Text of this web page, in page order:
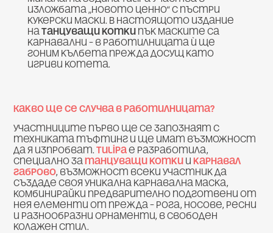
изложбата „Новото ценно“ с пъстри
кукерски маски. В настоящото издание
наТанцуващи коткипък маските са
карнавални – в работилницата ѝ ще
гоним кълбета прежда досущ като
игриви котета.
Какво ще се случва в работилницата?
Участниците първо ще се запознаят с
техниката тъфтинг и ще имат възможност
да я изпробват.Tulipaе разработила,
специално затанцуващи котки икарнавал
габрово, възможност всеки участник да
създаде своя уникална карнавална маска,
комбинирайки предварително подготвени от
нея елементи от прежда – рога, носове, ресни
и разнообразни орнаменти, в свободен
колажен стил.